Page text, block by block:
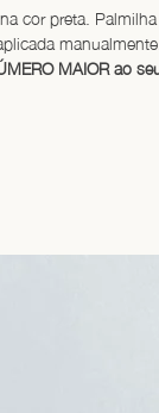
cor preta.
MAIOR ao